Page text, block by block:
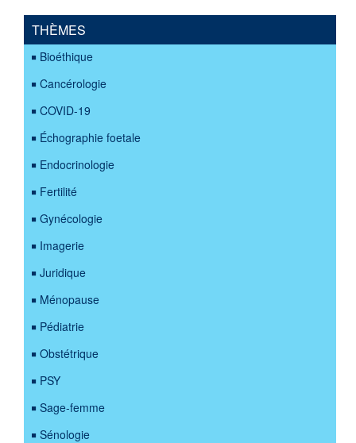
THÈMES
Bioéthique
Cancérologie
COVID-19
Échographie foetale
Endocrinologie
Fertilité
Gynécologie
Imagerie
Juridique
Ménopause
Pédiatrie
Obstétrique
PSY
Sage-femme
Sénologie